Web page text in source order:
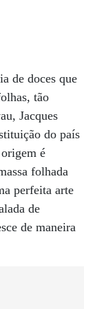
de doces que
tão
Jacques
do país
é
folhada
perfeita arte
de
de maneira